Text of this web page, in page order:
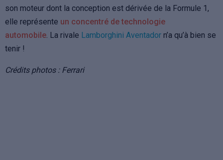
son moteur dont la conception est dérivée de la Formule 1,
elle représente un concentré de technologie
automobile. La rivale Lamborghini Aventador n’a qu’à bien se
tenir !
Crédits photos : Ferrari